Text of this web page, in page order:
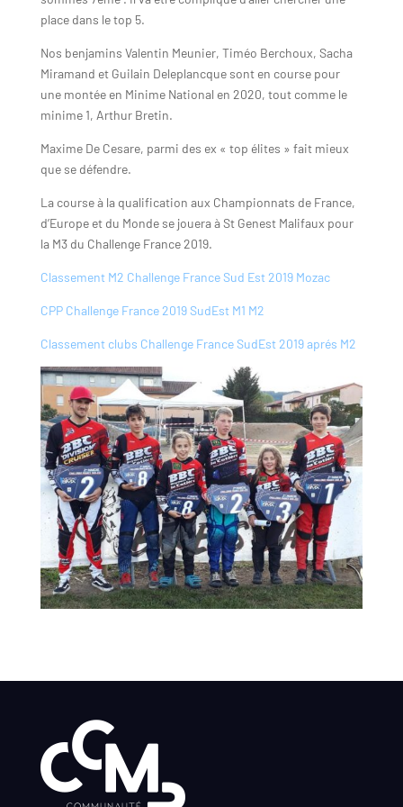
place dans le top 5.
Nos benjamins Valentin Meunier, Timéo Berchoux, Sacha
Miramand et Guilain Deleplancque sont en course pour
une montée en Minime National en 2020, tout comme le
minime 1, Arthur Bretin.
Maxime De Cesare, parmi des ex « top élites » fait mieux
que se défendre.
La course à la qualification aux Championnats de France,
d’Europe et du Monde se jouera à St Genest Malifaux pour
la M3 du Challenge France 2019.
Classement M2 Challenge France Sud Est 2019 Mozac
CPP Challenge France 2019 SudEst M1 M2
Classement clubs Challenge France SudEst 2019 aprés M2